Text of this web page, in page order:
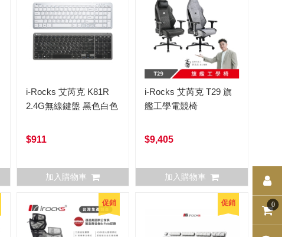
i-Rocks 艾芮克 K81R
2.4G無線鍵盤 黑色白色
$911
加入購物車
i-Rocks 艾芮克 T29 旗
艦工學電競椅
$9,405
加入購物車
促銷 促銷 0